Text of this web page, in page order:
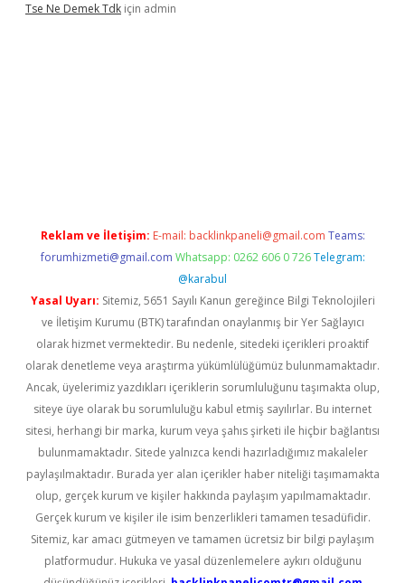
Tse Ne Demek Tdk için admin
Reklam ve İletişim: E-mail: backlinkpaneli@gmail.com Teams:
forumhizmeti@gmail.com Whatsapp: 0262 606 0 726 Telegram:
@karabul
Yasal Uyarı: Sitemiz, 5651 Sayılı Kanun gereğince Bilgi Teknolojileri
ve İletişim Kurumu (BTK) tarafından onaylanmış bir Yer Sağlayıcı
olarak hizmet vermektedir. Bu nedenle, sitedeki içerikleri proaktif
olarak denetleme veya araştırma yükümlülüğümüz bulunmamaktadır.
Ancak, üyelerimiz yazdıkları içeriklerin sorumluluğunu taşımakta olup,
siteye üye olarak bu sorumluluğu kabul etmiş sayılırlar. Bu internet
sitesi, herhangi bir marka, kurum veya şahıs şirketi ile hiçbir bağlantısı
bulunmamaktadır. Sitede yalnızca kendi hazırladığımız makaleler
paylaşılmaktadır. Burada yer alan içerikler haber niteliği taşımamakta
olup, gerçek kurum ve kişiler hakkında paylaşım yapılmamaktadır.
Gerçek kurum ve kişiler ile isim benzerlikleri tamamen tesadüfidir.
Sitemiz, kar amacı gütmeyen ve tamamen ücretsiz bir bilgi paylaşım
platformudur. Hukuka ve yasal düzenlemelere aykırı olduğunu